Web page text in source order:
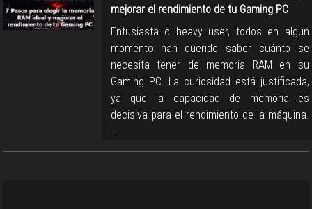
mejorar el rendimiento de tu Gaming PC
Entusiasta o heavy user, todos en algún
momento han querido saber cuánto se
necesita tener de memoria RAM en su
Gaming PC. La curiosidad está justificada,
ya que la capacidad de memoria es
decisiva para el rendimiento de la máquina.